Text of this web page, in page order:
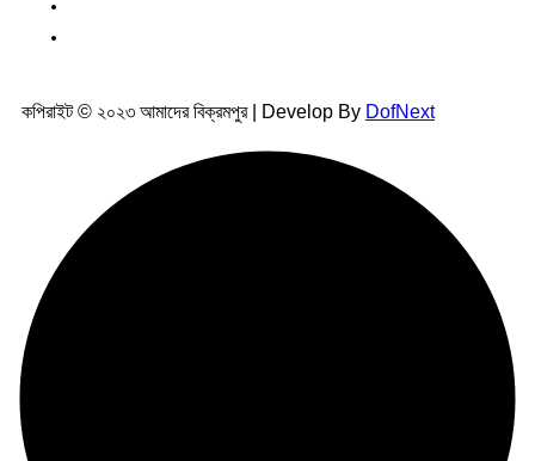
কপিরাইট © ২০২৩ আমাদের বিক্রমপুর | Develop By DofNext